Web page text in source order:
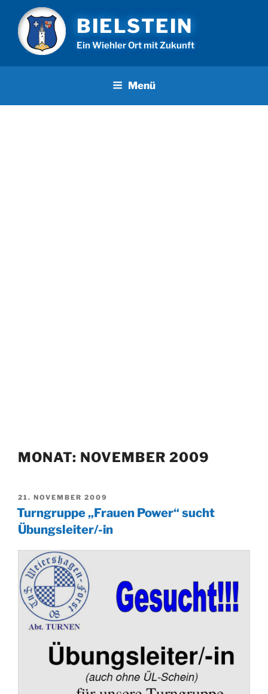
Inhalt
springen
BIELSTEIN
Ein Wiehler Ort mit Zukunft
Menü
MONAT: NOVEMBER 2009
VERÖFFENTLICHT
AM
21. NOVEMBER 2009
Turngruppe „Frauen Power“ sucht
Übungsleiter/-in